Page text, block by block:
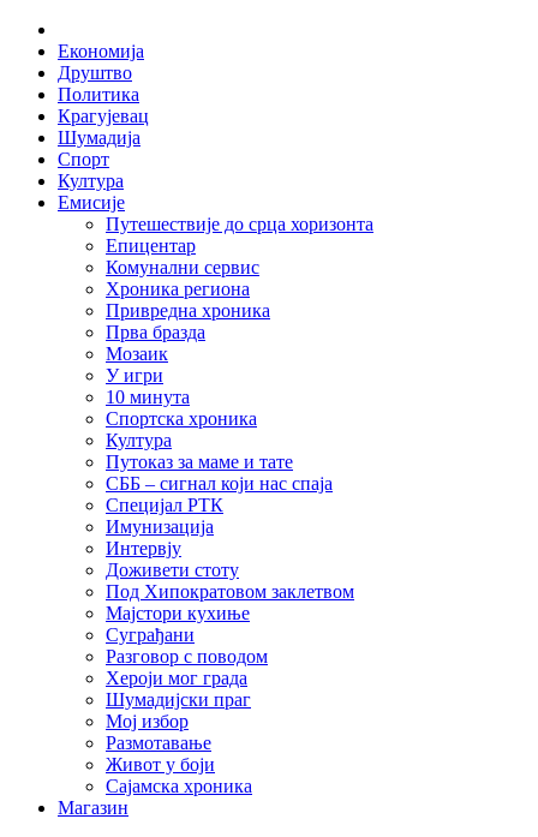
Skip
content
Економија
Друштво
Политика
Крагујевац
Шумадија
Спорт
Култура
Емисије
Путешествије до срца хоризонта
Епицентар
Комунални сервис
Хроника региона
Привредна хроника
Прва бразда
Мозаик
У игри
10 минута
Спортска хроника
Култура
Путоказ за маме и тате
СББ – сигнал који нас спаја
Специјал РТК
Имунизација
Интервју
Доживети стоту
Под Хипократовом заклетвом
Мајстори кухиње
Суграђани
Разговор с поводом
Хероји мог града
Шумадијски праг
Мој избор
Размотавање
Живот у боји
Сајамска хроника
Магазин